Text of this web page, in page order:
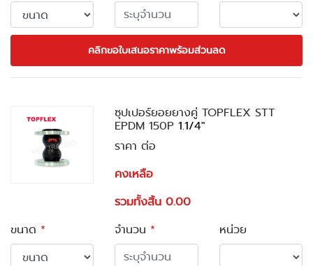
คลิกขอใบเสนอราคาพร้อมส่วนลด
ซุปเปอร์ยอยยางคู่ TOPFLEX STT
EPDM 150P1.1/4"
ราคา ต่อ
คงเหลือ
รวมทั้งสิ้น 0.00
ขนาด * จำนวน * หน่วย